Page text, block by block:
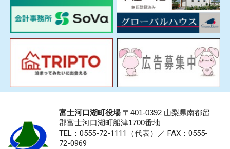
富士河口湖町役場〒401-0392 山梨県南都留
郡富士河口湖町船津1700番地
TEL：0555-72-1111 （代表）／ FAX：0555-
72-0969